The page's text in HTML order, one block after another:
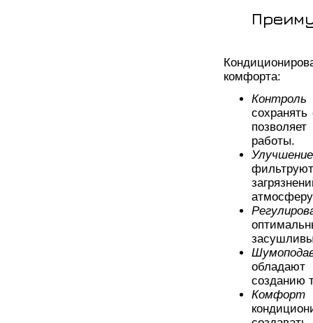
комфорта:
работы.
созданию
Комфорт